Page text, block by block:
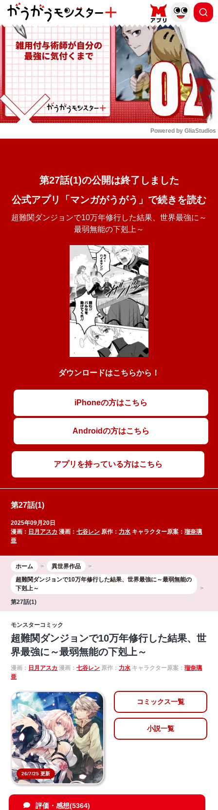
もっと読む
Powered by GliaStudios
第27話(1)の公開は終了しました
公式アプリ「マンガがうがう」で続きを読む
超難関ダンジョンで10万年修行した結果、世界最強に～
最弱無能の下剋上～
ダウンロードはこちらから！
iPhoneの方はこちら
Androidの方はこちら
アプリを持っている方はこちら
第27話(1)
2025年09月20日
漫画： 日月アスカ 漫画：七谷レン 原作： 力水 キャラクター原案：瑠奈璃
亜
ホーム
異世界作品
超難関ダンジョンで10万年修行した結果、世界最強に～最弱無能の
下剋上～
第27話(1)
モンスターコミック
超難関ダンジョンで10万年修行した結果、世
界最強に～最弱無能の下剋上～
漫画： 日月アスカ 漫画：七谷レン 原作： 力水 キャラクター原案：瑠奈璃
亜
26/7/25 更新
コミックス一覧
小説一覧
評価・感想(5364)